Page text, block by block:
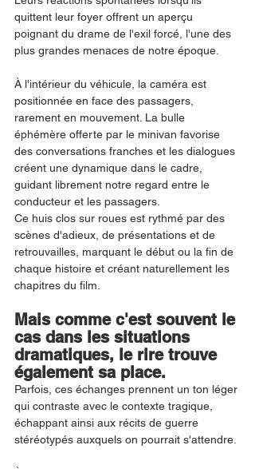
quittent leur foyer offrent un aperçu
poignant du drame de l'exil forcé, l'une des
plus grandes menaces de notre époque.
À l'intérieur du véhicule, la caméra est
positionnée en face des passagers,
rarement en mouvement. La bulle
éphémère offerte par le minivan favorise
des conversations franches et les dialogues
créent une dynamique dans le cadre,
guidant librement notre regard entre le
conducteur et les passagers.
Ce huis clos sur roues est rythmé par des
scènes d'adieux, de présentations et de
retrouvailles, marquant le début ou la fin de
chaque histoire et créant naturellement les
chapitres du film.
Mais comme c'est souvent le
cas dans les situations
dramatiques, le rire trouve
également sa place.
Parfois, ces échanges prennent un ton léger
qui contraste avec le contexte tragique,
échappant ainsi aux récits de guerre
stéréotypés auxquels on pourrait s'attendre.